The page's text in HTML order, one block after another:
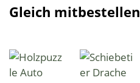
Gleich mitbestellen